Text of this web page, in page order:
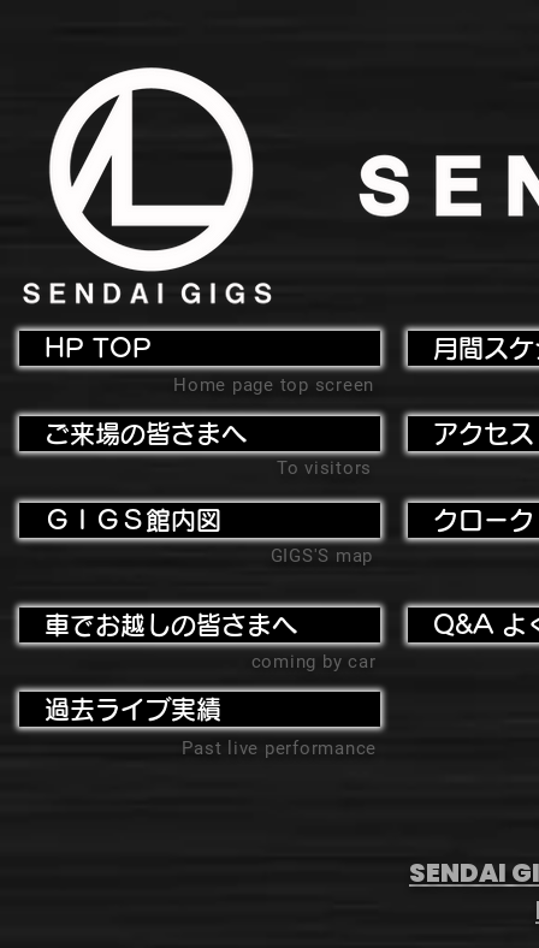
HP TOP
Home page top screen
ご来場の皆さまへ
To visitors
ＧＩＧＳ館内図
GIGS'S map
月間ス
アクセ
クローク
車でお越しの皆さまへ
coming by car
過去ライブ実績
Past live performance
Q&A よ
SENDAI